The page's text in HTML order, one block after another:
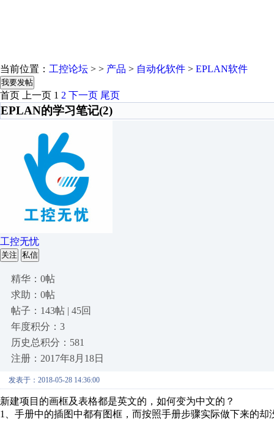
当前位置： 工控论坛 > > 产品 > 自动化软件 > EPLAN软件
我要发帖
首页 上一页 1 2 下一页 尾页
EPLAN的学习笔记(2)
工控无忧
关注 私信
精华：0帖
求助：0帖
帖子：143帖 | 45回
年度积分：3
历史总积分：581
注册：2017年8月18日
发表于：2018-05-28 14:36:00
新建项目的画框及表格都是英文的，如何变为中文的？
1、手册中的插图中都有图框，而按照手册步骤实际做下来的